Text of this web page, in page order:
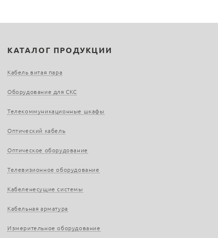
КАТАЛОГ ПРОДУКЦИИ
Кабель витая пара
Оборудование для СКС
Телекоммуникационные шкафы
Оптический кабель
Оптическое оборудование
Телевизионное оборудование
Кабеленесущие системы
Кабельная арматура
Измерительное оборудование